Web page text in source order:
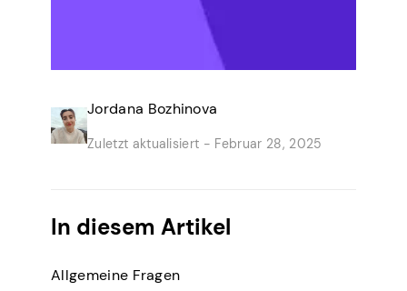
Jordana Bozhinova
Zuletzt aktualisiert - Februar 28, 2025
In diesem Artikel
Allgemeine Fragen